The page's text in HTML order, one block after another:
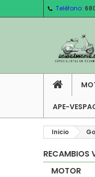
Teléfono:
APE-
Inicio
RECAMBIOS
MOTOR